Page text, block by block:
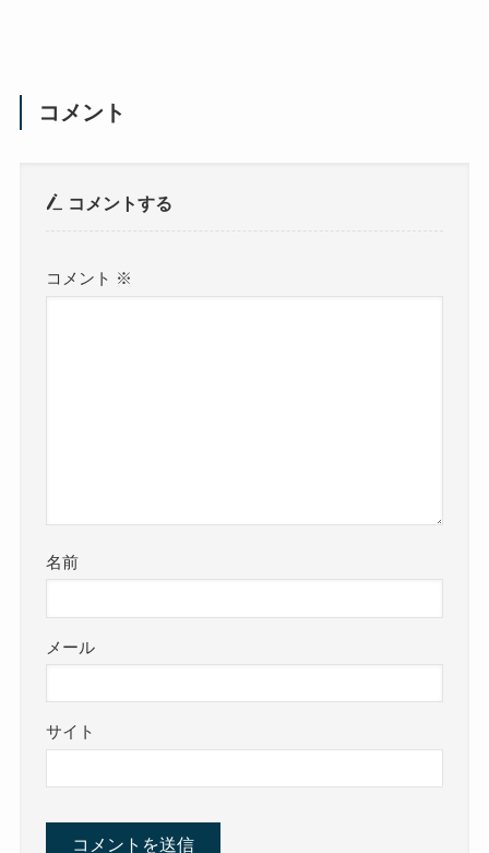
コメント
コメントする
コメント ※
名前
メール
サイト